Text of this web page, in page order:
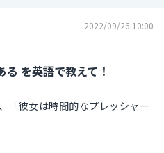
2022/09/26 10:00
を英語で教えて！
「彼女は時間的なプレッシャー